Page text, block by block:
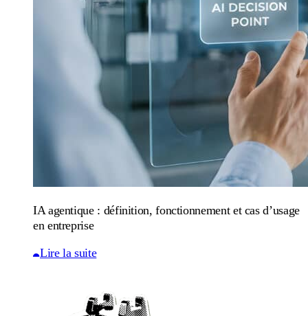
IA agentique : définition, fonctionnement et cas d’usage
en entreprise
Lire la suite